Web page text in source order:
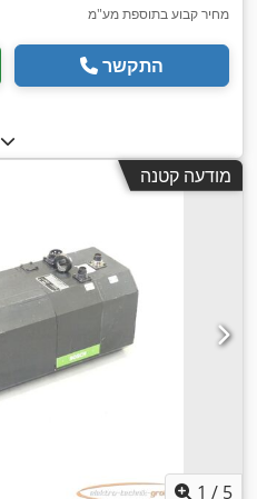
מחיר קבוע בתוספת מע"מ
התקשר
מודעה קטנה
1 / 5